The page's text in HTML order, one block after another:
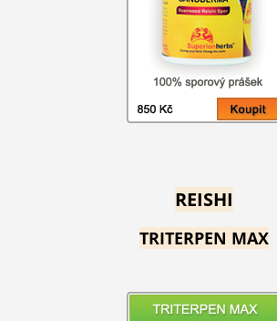
REISHI
TRITERPEN MAX